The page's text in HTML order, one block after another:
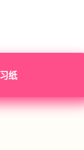
纸